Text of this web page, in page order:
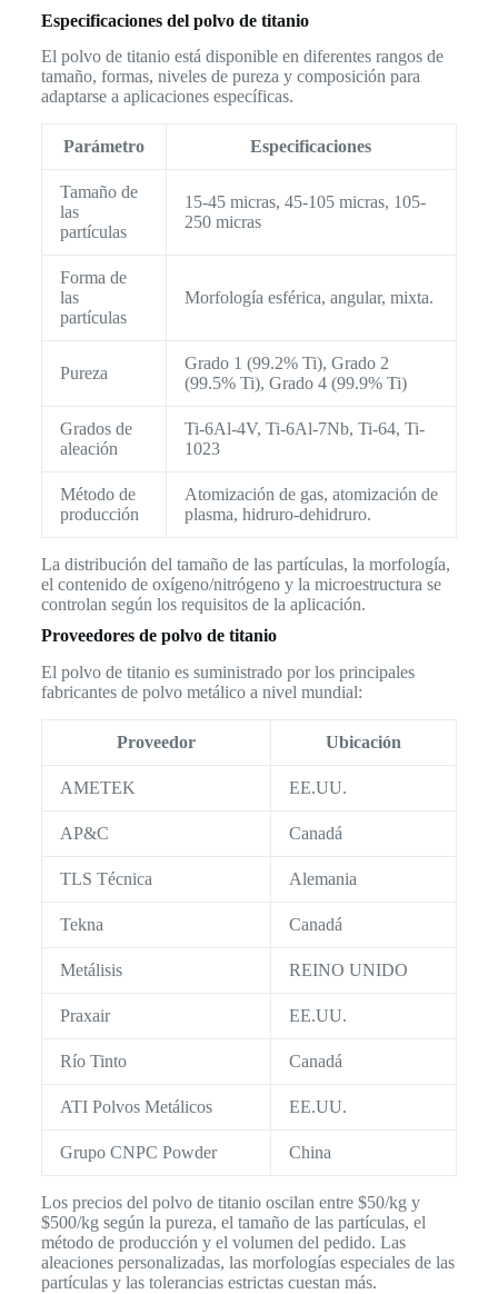
Especificaciones del polvo de titanio
El polvo de titanio está disponible en diferentes rangos de
tamaño, formas, niveles de pureza y composición para
adaptarse a aplicaciones específicas.
Parámetro Especificaciones
Tamaño de
las
partículas
15-45 micras, 45-105 micras, 105-
250 micras
Forma de
las
partículas
Morfología esférica, angular, mixta.
Pureza
Grado 1 (99.2% Ti), Grado 2
(99.5% Ti), Grado 4 (99.9% Ti)
Grados de
aleación
Ti-6Al-4V, Ti-6Al-7Nb, Ti-64, Ti-
1023
Método de
producción
Atomización de gas, atomización de
plasma, hidruro-dehidruro.
La distribución del tamaño de las partículas, la morfología,
el contenido de oxígeno/nitrógeno y la microestructura se
controlan según los requisitos de la aplicación.
Proveedores de polvo de titanio
El polvo de titanio es suministrado por los principales
fabricantes de polvo metálico a nivel mundial:
Proveedor Ubicación
AMETEK EE.UU.
AP&C Canadá
TLS Técnica Alemania
Tekna Canadá
Metálisis REINO UNIDO
Praxair EE.UU.
Río Tinto Canadá
ATI Polvos Metálicos EE.UU.
Grupo CNPC Powder China
Los precios del polvo de titanio oscilan entre $50/kg y
$500/kg según la pureza, el tamaño de las partículas, el
método de producción y el volumen del pedido. Las
aleaciones personalizadas, las morfologías especiales de las
partículas y las tolerancias estrictas cuestan más.